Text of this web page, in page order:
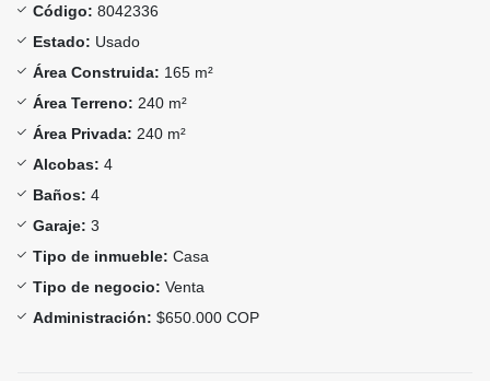
Código: 8042336
Estado: Usado
Área Construida: 165 m²
Área Terreno: 240 m²
Área Privada: 240 m²
Alcobas: 4
Baños: 4
Garaje: 3
Tipo de inmueble: Casa
Tipo de negocio: Venta
Administración: $650.000 COP